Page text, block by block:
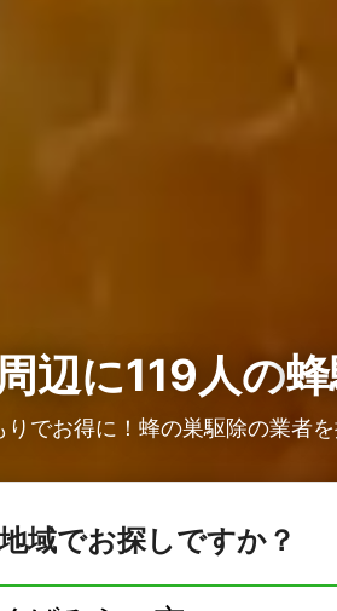
辺に119人の
でお得に！蜂の巣駆除の業者
域でお探しですか？